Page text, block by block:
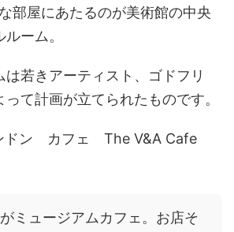
部屋にあたるのが美術館の中央
ーム。
は若きアーティスト、ゴドフリ
て計画が立てられたものです。
ミュージアムカフェ。お店そ